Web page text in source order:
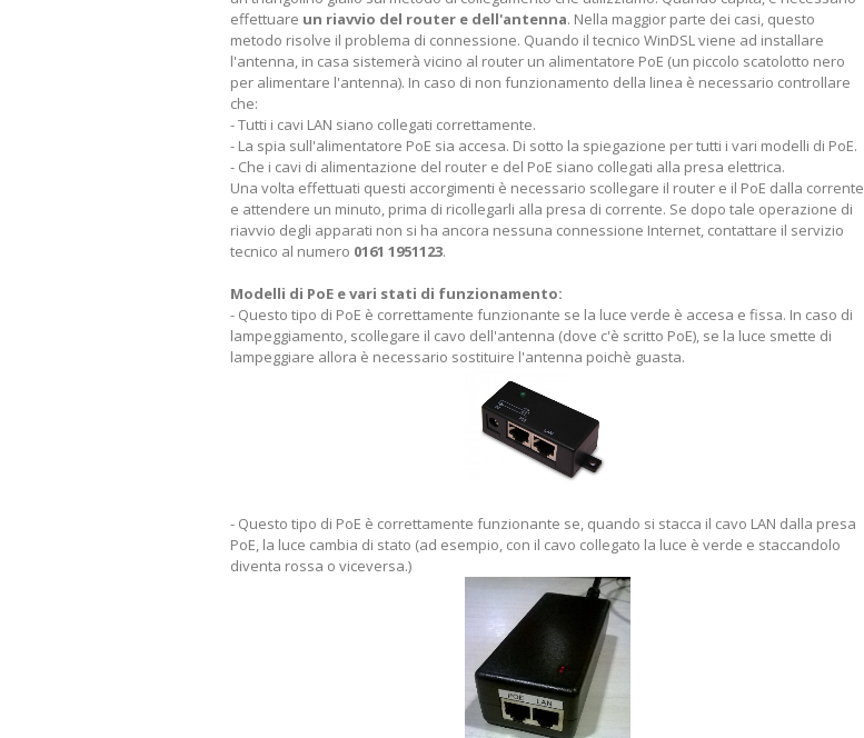
effettuare un riavvio del router e dell'antenna. Nella maggior parte dei casi, questo
metodo risolve il problema di connessione. Quando il tecnico WinDSL viene ad installare
l'antenna, in casa sistemerà vicino al router un alimentatore PoE (un piccolo scatolotto nero
per alimentare l'antenna). In caso di non funzionamento della linea è necessario controllare
che:
- Tutti i cavi LAN siano collegati correttamente.
- La spia sull'alimentatore PoE sia accesa. Di sotto la spiegazione per tutti i vari modelli di PoE.
- Che i cavi di alimentazione del router e del PoE siano collegati alla presa elettrica.
Una volta effettuati questi accorgimenti è necessario scollegare il router e il PoE dalla corrente
e attendere un minuto, prima di ricollegarli alla presa di corrente. Se dopo tale operazione di
riavvio degli apparati non si ha ancora nessuna connessione Internet, contattare il servizio
tecnico al numero 0161 1951123.
Modelli di PoE e vari stati di funzionamento:
- Questo tipo di PoE è correttamente funzionante se la luce verde è accesa e fissa. In caso di
lampeggiamento, scollegare il cavo dell'antenna (dove c'è scritto PoE), se la luce smette di
lampeggiare allora è necessario sostituire l'antenna poichè guasta.
- Questo tipo di PoE è correttamente funzionante se, quando si stacca il cavo LAN dalla presa
PoE, la luce cambia di stato (ad esempio, con il cavo collegato la luce è verde e staccandolo
diventa rossa o viceversa.)